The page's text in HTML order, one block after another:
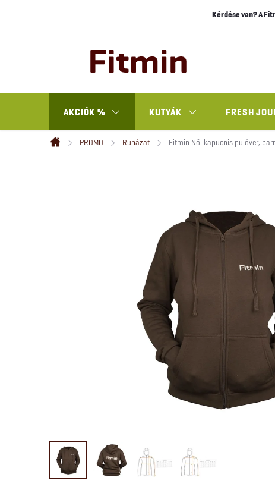
Kérdése van? A
AKCIÓK % KUTYÁK FRESH
Kezdőlap
PROMO Ruházat Fitmin Női kapucnis pulóver,